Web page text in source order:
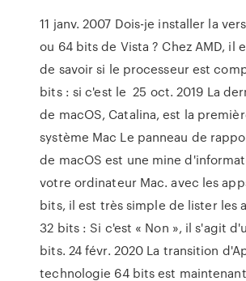
11 janv. 2007 Dois-je installer la
ou 64 bits de Vista ? Chez AMD, il
de savoir si le processeur est
bits : si c'est le 25 oct. 2019 La
de macOS, Catalina, est la
système Mac Le panneau de
de macOS est une mine
votre ordinateur Mac. avec les
bits, il est très simple de lister les
32 bits : Si c'est « Non », il s'agit
bits. 24 févr. 2020 La transition
technologie 64 bits est